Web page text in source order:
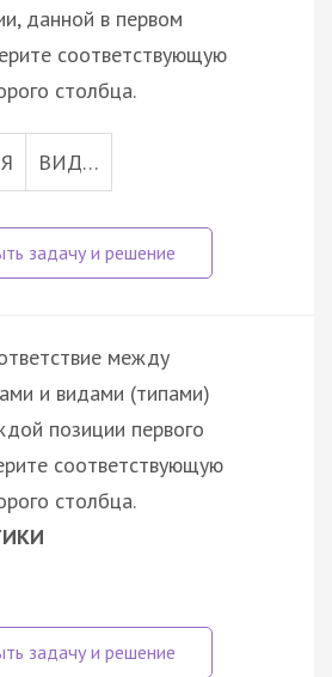
данной в первом
соответствующую
столбца.
ВИД…
между
и видами (типами)
позиции первого
соответствующую
столбца.